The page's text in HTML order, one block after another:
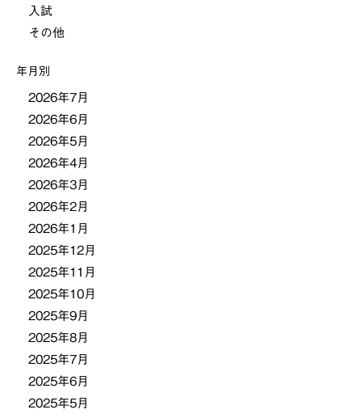
ー
ョ
ン
入試
その他
年月別
2026年7月
2026年6月
2026年5月
2026年4月
2026年3月
2026年2月
2026年1月
2025年12月
2025年11月
2025年10月
2025年9月
2025年8月
2025年7月
2025年6月
2025年5月